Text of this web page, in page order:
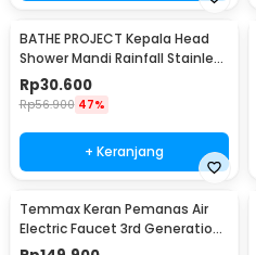
BATHE PROJECT Kepala Head
Shower Mandi Rainfall Stainless
Steel Round 8 Inch - Cosmo
200
Rp30.600
Rp56.900 47%
+ Keranjang
Temmax Keran Pemanas Air
Electric Faucet 3rd Generation
3000W - RX-008